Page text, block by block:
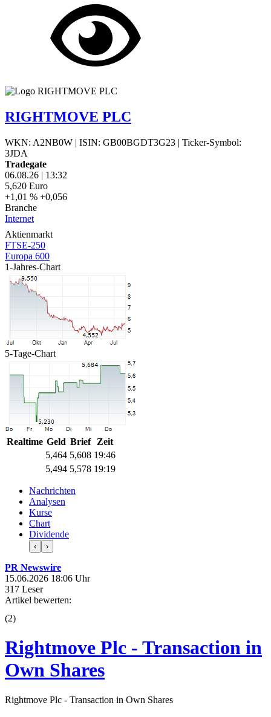
RIGHTMOVE PLC
WKN: A2NB0W | ISIN: GB00BGDT3G23 | Ticker-Symbol:
3JDA
Tradegate
06.08.26 | 13:32
5,620 Euro
+1,01 % +0,056
Branche
Internet
Aktienmarkt
FTSE-250
Europa 600
1-Jahres-Chart
5-Tage-Chart
Realtime Geld Brief
Zeit
5,464 5,608 19:46
5,494 5,578 19:19
Nachrichten
Analysen
Kurse
Chart
Dividende
‹ ›
PR Newswire
15.06.2026 18:06 Uhr
317 Leser
Artikel bewerten:
(2)
Rightmove Plc - Transaction in
Own Shares
Rightmove Plc - Transaction in Own Shares